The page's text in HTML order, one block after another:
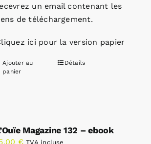
un email contenant les
de téléchargement.
ici pour la version papier
Ajouter au
panier
Détails
Magazine 132 – ebook
€ TVA incluse